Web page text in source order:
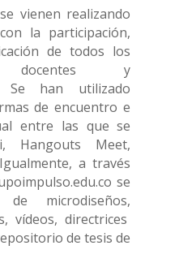
vienen realizando
la participación,
de todos los
docentes y
Se han utilizado
de encuentro e
entre las que se
Hangouts Meet,
a través
se
microdiseños,
vídeos, directrices
de tesis de